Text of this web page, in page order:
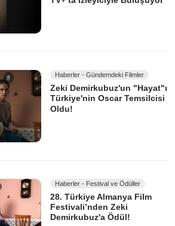
Haberler - Gündemdeki Filmler
Zeki Demirkubuz'un "Hayat"ı
Türkiye'nin Oscar Temsilcisi
Oldu!
Haberler - Festival ve Ödüller
28. Türkiye Almanya Film
Festivali’nden Zeki
Demirkubuz'a Ödül!